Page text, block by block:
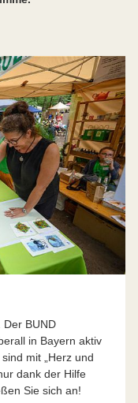
Der BUND
in Bayern aktiv
mit „Herz und
dank der Hilfe
Sie sich an!